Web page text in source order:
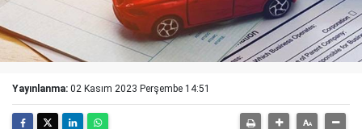
Yayınlanma: 02 Kasım 2023 Perşembe 14:51